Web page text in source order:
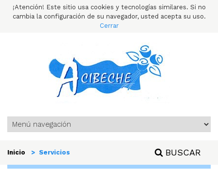
¡Atención! Este sitio usa cookies y tecnologías similares. Si no
cambia la configuración de su navegador, usted acepta su uso.
Cerrar
Inicio > Servicios BUSCAR